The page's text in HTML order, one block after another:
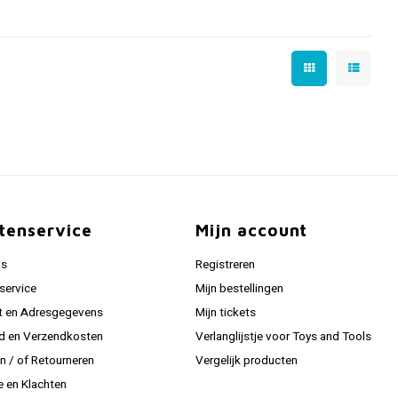
en Adresgegevens
en Verzendkosten
/ of Retourneren
en Klachten
Mijn account
Registreren
Mijn bestellingen
Mijn tickets
Verlanglijstje voor Toys and Tools
Vergelijk producten